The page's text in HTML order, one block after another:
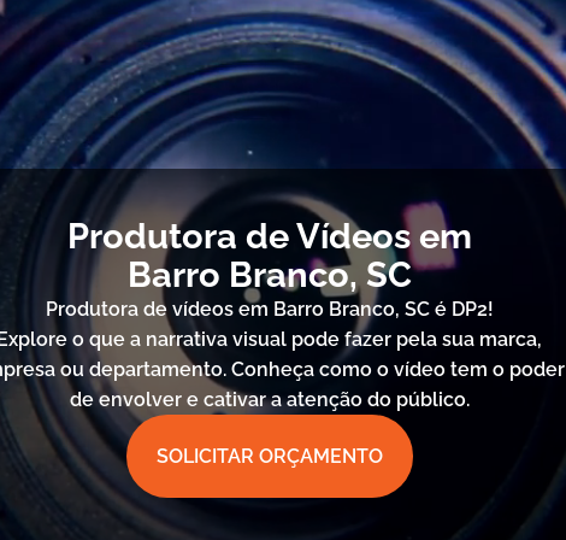
Produtora de Vídeos em
Barro Branco, SC
Produtora de vídeos em Barro Branco, SC é DP2!
o que a narrativa visual pode fazer pela sua marca,
ou departamento. Conheça como o vídeo tem o poder
de envolver e cativar a atenção do público.
SOLICITAR ORÇAMENTO